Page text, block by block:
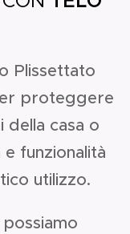
Plissettato
proteggere
della casa o
funzionalità
utilizzo.